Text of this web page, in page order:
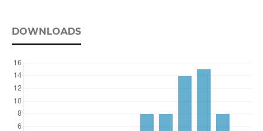
DOWNLOADS